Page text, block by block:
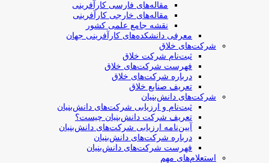
مقاله‌های فارسی کارآفرینی
مقاله‌های خارجی کارآفرینی
نقشه جامع علمی کشور
معرفی دانشکده‌های کارآفرینی جهان
شرکت‌های خلاق
ثبت‌نام شرکت خلاق
فهرست شرکت‌های خلاق
درباره شرکت‌های خلاق
تعریف صنایع خلاق
شرکت‌های دانش‌بنیان
ثبت‌نام و ارزیابی شرکت‌های دانش‌بنیان
تعریف شرکت دانش‌بنیان چیست؟
آیین‌نامه ارزیابی شرکت‌های دانش‌بنیان
درباره شرکت‌های دانش‌بنیان
فهرست شرکت‌های دانش‌بنیان
استعلام‌های مهم